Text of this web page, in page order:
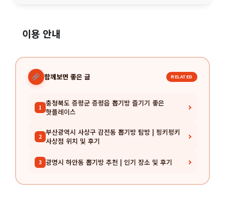
이용 안내
함께보면 좋은 글 RELATED
1 충청북도 증평군 증평읍 뽑기방 즐기기 좋은
핫플레이스
2 부산광역시 사상구 감전동 뽑기방 탐방 | 핑키펑키
사상점 위치 및 후기
3 광명시 하안동 뽑기방 추천 | 인기 장소 및 후기